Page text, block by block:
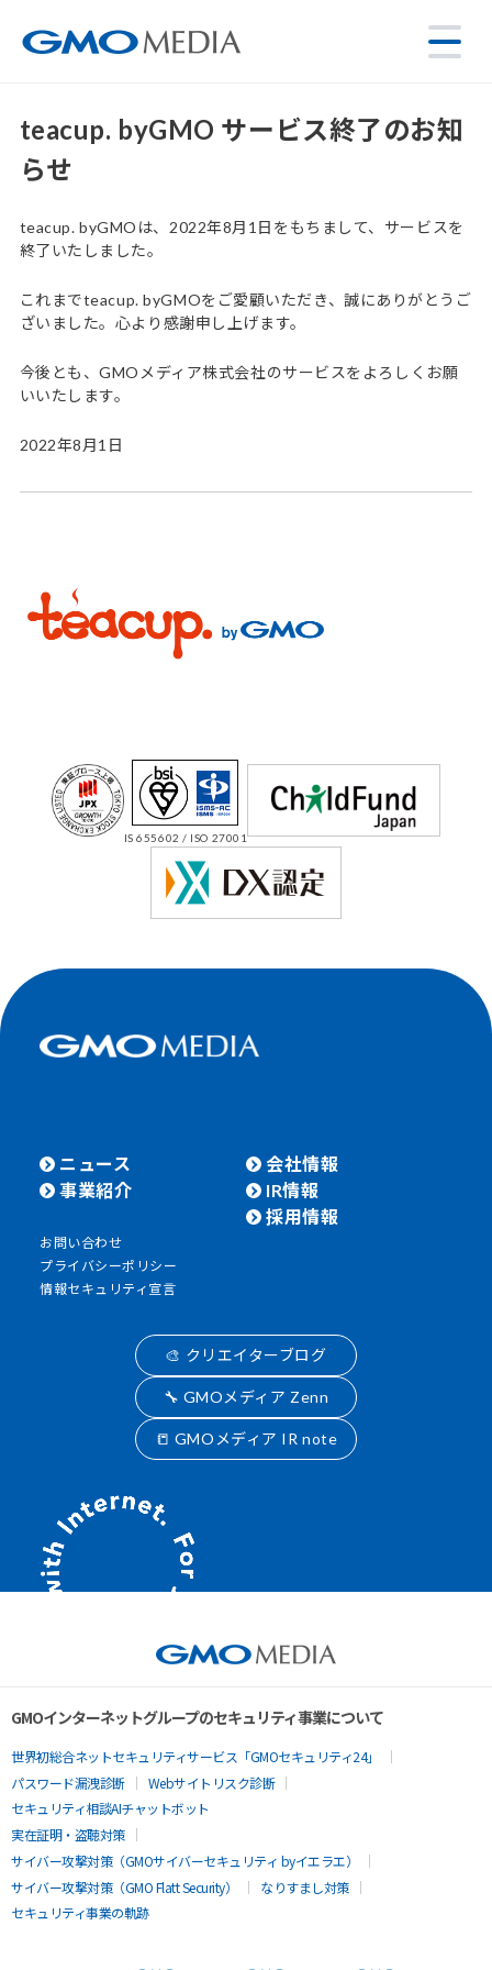
teacup. byGMO サービス終了のお知
らせ
teacup. byGMOは、2022年8月1日をもちまして、サービスを
終了いたしました。
これまでteacup. byGMOをご愛顧いただき、誠にありがとうご
ざいました。心より感謝申し上げます。
今後とも、GMOメディア株式会社のサービスをよろしくお願
いいたします。
2022年8月1日
IS 655602 / ISO 27001
ニュース
事業紹介
会社情報
IR情報
採用情報
お問い合わせ
プライバシーポリシー
情報セキュリティ宣言
🎨 クリエイターブログ
🔧 GMOメディア Zenn
📒 GMOメディア IR note
GMOインターネットグループのセキュリティ事業について
世界初総合ネットセキュリティサービス「GMOセキュリティ24」
パスワード漏洩診断
Webサイトリスク診断
セキュリティ相談AIチャットボット
実在証明・盗聴対策
サイバー攻撃対策（GMOサイバーセキュリティ byイエラエ）
サイバー攻撃対策（GMO Flatt Security）
なりすまし対策
セキュリティ事業の軌跡